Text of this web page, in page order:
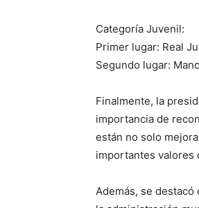
Categoría Juvenil:
Primer lugar: Real
Segundo lugar:
Finalmente, la
importancia de
están no solo
importantes valores
Además, se